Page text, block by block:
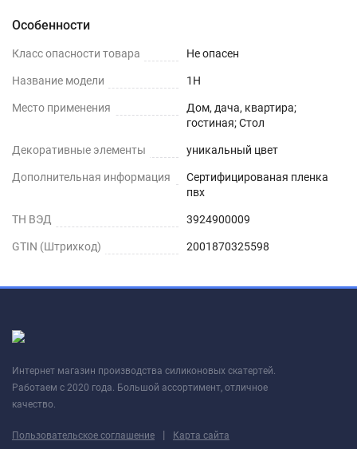
Особенности
Класс опасности товара Не опасен
Название модели 1H
Место применения
Дом, дача, квартира;
гостиная; Стол
Декоративные элементы уникальный цвет
Дополнительная информация
Сертифицированая пленка
пвх
ТН ВЭД 3924900009
GTIN (Штрихкод) 2001870325598
Интернет магазин производства силиконовых скатертей.
Работаем с 2020 года. Большой ассортимент, отличное
качество.
Пользовательское соглашение | Карта сайта